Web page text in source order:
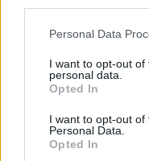
Personal Data
I want to opt-out
personal data.
Opted In
I want to opt-out of
Personal Data.
Opted In
znaczy, że jest mniej
może być dojrzalsze,
Czy dziś jest wielu
dominikańską drogą?
wiadomo, że
normalne. Trudno
o czymś decydującym.